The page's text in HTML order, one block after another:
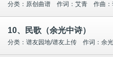
分类：原创曲谱 作词：艾青 作曲
10、民歌（余光中诗）
分类：谱友园地/谱友上传 作词：